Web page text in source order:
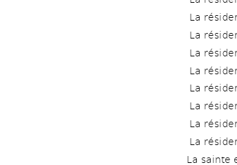
La
La
La
La
La
La
La
La
La sainte